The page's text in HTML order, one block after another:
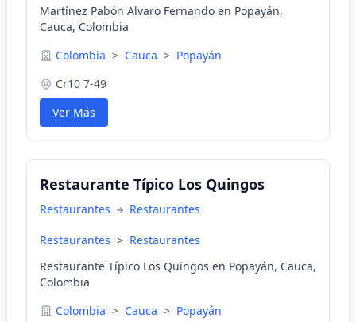
Martínez Pabón Alvaro Fernando en Popayán,
Cauca, Colombia
Colombia > Cauca > Popayán
Cr10 7-49
Ver Más
Restaurante Típico Los Quingos
Restaurantes Restaurantes
Restaurantes > Restaurantes
Restaurante Típico Los Quingos en Popayán, Cauca,
Colombia
Colombia > Cauca > Popayán